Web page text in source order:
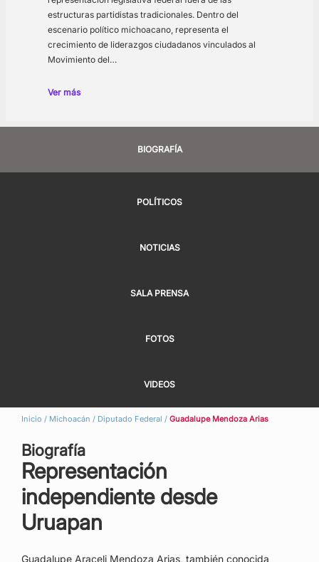
estructuras partidistas tradicionales. Dentro del
escenario político michoacano, representa el
crecimiento de liderazgos ciudadanos vinculados al
Movimiento del…
Ver más
BIOGRAFÍA
POLÍTICOS
NOTICIAS
SALA PRENSA
FOTOS
VIDEOS
Inicio / Michoacán / Diputado Federal / Guadalupe Mendoza Arias
Biografía
Representación
independiente desde
Uruapan
Guadalupe Araceli Mendoza Arias, también conocida